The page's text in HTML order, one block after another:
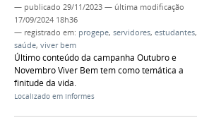
— publicado 29/11/2023 — última modificação
17/09/2024 18h36
— registrado em: progepe, servidores, estudantes,
saúde, viver bem
Último conteúdo da campanha Outubro e
Novembro Viver Bem tem como temática a
finitude da vida.
Localizado em Informes